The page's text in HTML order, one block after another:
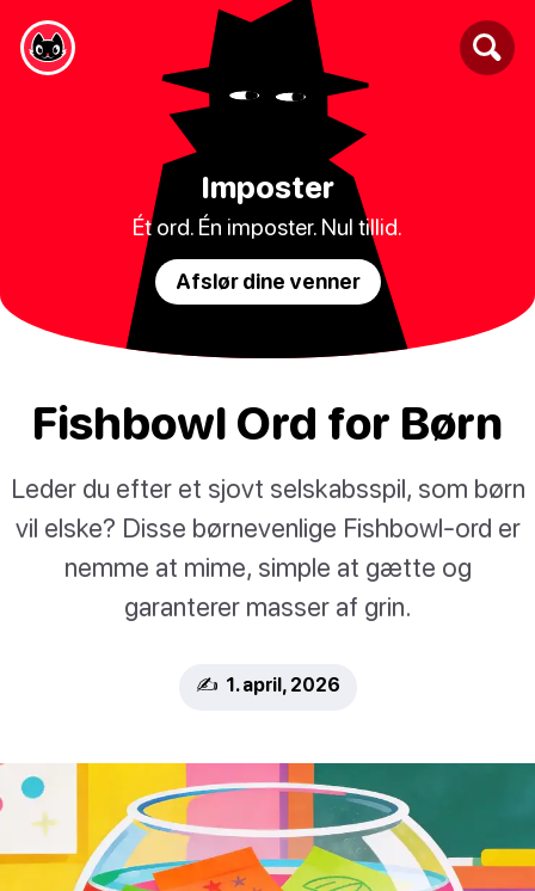
Imposter
Ét ord. Én imposter. Nul tillid.
Afslør dine venner
Fishbowl Ord for Børn
Leder du efter et sjovt selskabsspil, som børn
vil elske? Disse børnevenlige Fishbowl-ord er
nemme at mime, simple at gætte og
garanterer masser af grin.
✍️ 1. april, 2026